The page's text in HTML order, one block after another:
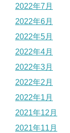
2022年7月
2022年6月
2022年5月
2022年4月
2022年3月
2022年2月
2022年1月
2021年12月
2021年11月